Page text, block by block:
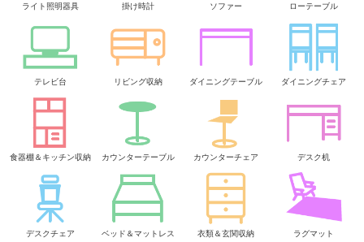
ライト照明器具 掛け時計 ソファー ローテーブル
テレビ台 リビング収納 ダイニングテーブル ダイニングチェア
食器棚＆キッチン収納 カウンターテーブル カウンターチェア デスク机
デスクチェア ベッド＆マットレス 衣類＆玄関収納 ラグマット